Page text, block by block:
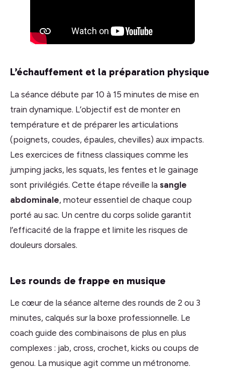
L’échauffement et la préparation physique
La séance débute par 10 à 15 minutes de mise en
train dynamique. L’objectif est de monter en
température et de préparer les articulations
(poignets, coudes, épaules, chevilles) aux impacts.
Les exercices de fitness classiques comme les
jumping jacks, les squats, les fentes et le gainage
sont privilégiés. Cette étape réveille la sangle
abdominale, moteur essentiel de chaque coup
porté au sac. Un centre du corps solide garantit
l’efficacité de la frappe et limite les risques de
douleurs dorsales.
Les rounds de frappe en musique
Le cœur de la séance alterne des rounds de 2 ou 3
minutes, calqués sur la boxe professionnelle. Le
coach guide des combinaisons de plus en plus
complexes : jab, cross, crochet, kicks ou coups de
genou. La musique agit comme un métronome.